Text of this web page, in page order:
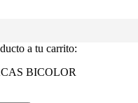
a tu carrito:
BICOLOR